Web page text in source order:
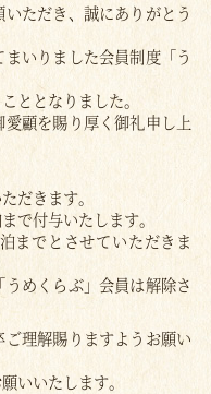
ただき、誠にありがとう
いりました会員制度「う
ととなりました。
愛顧を賜り厚く御礼申し上
だきます。
で付与いたします。
までとさせていただきま
めくらぶ」会員は解除さ
理解賜りますようお願い
いいたします。